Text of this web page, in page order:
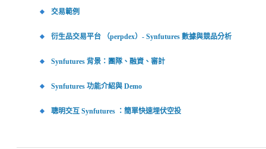
交易範例
衍生品交易平台 （perpdex）- Synfutures 數據與競品分析
Synfutures 背景：團隊、融資、審計
Synfutures 功能介紹與 Demo
聰明交互 Synfutures ：簡單快速埋伏空投